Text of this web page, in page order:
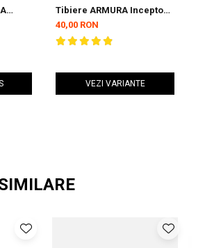
Tibiere ARMURA Inceptos
2.0 Negre
40,00 RON
VEZI VARIANTE